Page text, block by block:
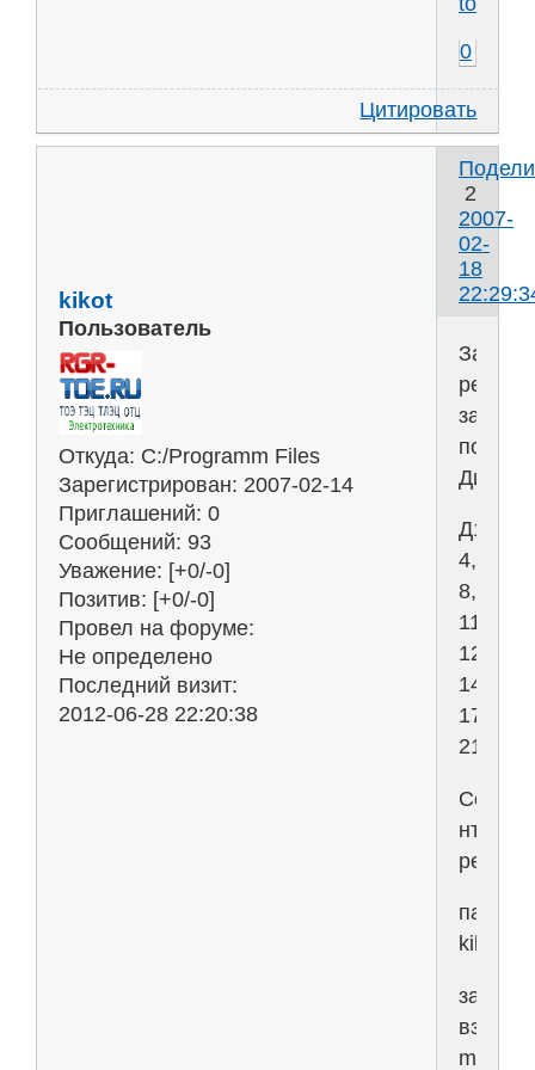
0
Цитировать
2
2007-
02-
18
kikot
Пользователь
Откуда: C:/Programm Files
Зарегистрирован: 2007-02-14
Приглашений: 0
Сообщений: 93
Уважение: [+0/-0]
Позитив: [+0/-0]
Провел на форуме:
Не определено
Последний визит:
2012-06-28 22:20:38
Залил
задач
по
Д10(2,
4,
8,
11,
12,
14,
17,
21)
Ссылка
нттр://
kikot
задачи
взяты